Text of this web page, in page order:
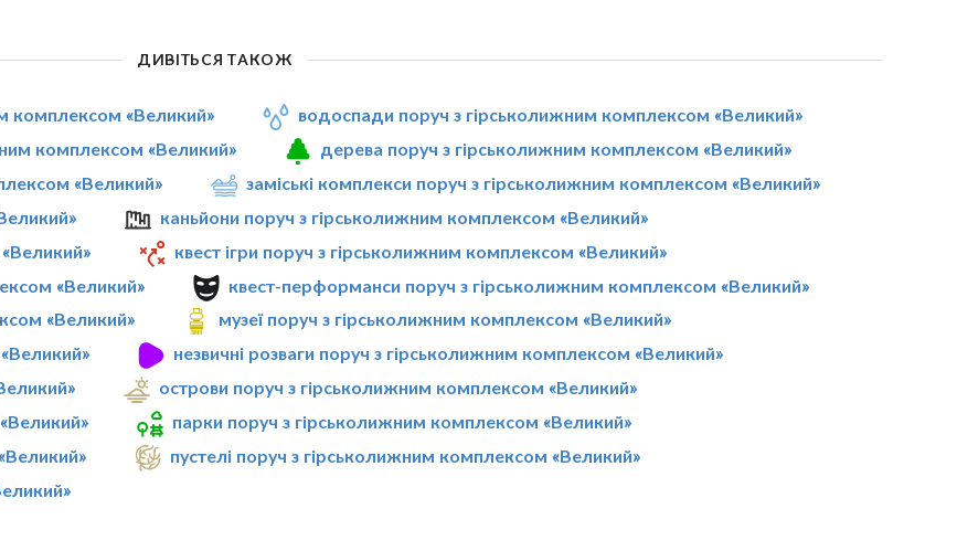
ДИВІТЬСЯ ТАКОЖ
комплексом «Великий»
водоспади поруч з гірськолижним комплексом «Великий»
комплексом «Великий»
дерева поруч з гірськолижним комплексом «Великий»
«Великий»
заміські комплекси поруч з гірськолижним комплексом «Великий»
каньйони поруч з гірськолижним комплексом «Великий»
квест ігри поруч з гірськолижним комплексом «Великий»
«Великий»
квест-перформанси поруч з гірськолижним комплексом «Великий»
«Великий»
музеї поруч з гірськолижним комплексом «Великий»
незвичні розваги поруч з гірськолижним комплексом «Великий»
острови поруч з гірськолижним комплексом «Великий»
парки поруч з гірськолижним комплексом «Великий»
пустелі поруч з гірськолижним комплексом «Великий»